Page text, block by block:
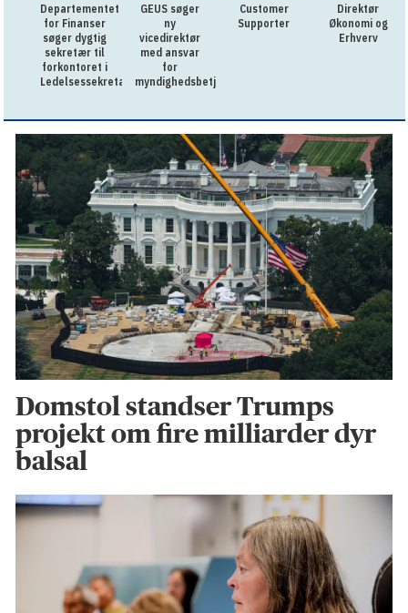
Departementet
for Finanser
søger dygtig
sekretær til
forkontoret i
Ledelsessekretariatet
GEUS søger
ny
vicedirektør
med ansvar
for
myndighedsbetjening
Customer
Supporter
Direktør
Økonomi og
Erhverv
Domstol standser Trumps
projekt om fire milliarder dyr
balsal